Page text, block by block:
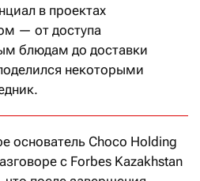
в проектах
— от доступа
блюдам до доставки
некоторыми
основатель Choco Holding
с Forbes Kazakhstan